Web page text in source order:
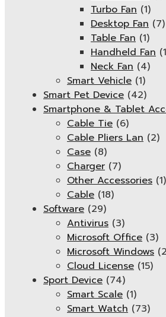
Turbo Fan (1)
Desktop Fan (7)
Table Fan (1)
Handheld Fan
Neck Fan (4)
Smart Vehicle (1)
Smart Pet Device (42)
Smartphone & Tablet
Cable Tie (6)
Cable Pliers Lan (2)
Case (8)
Charger (7)
Other Accessories (1)
Cable (18)
Software (29)
Antivirus (3)
Microsoft Office (3)
Microsoft Windows
Cloud License (15)
Sport Device (74)
Smart Scale (1)
Smart Watch (73)